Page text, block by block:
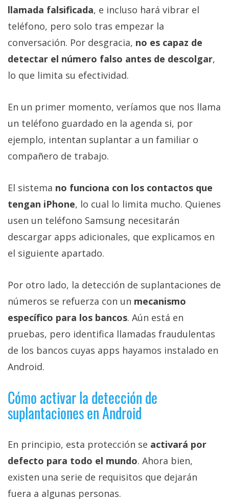
llamada falsificada, e incluso hará vibrar el
teléfono, pero solo tras empezar la
conversación. Por desgracia, no es capaz de
detectar el número falso antes de descolgar,
lo que limita su efectividad.
En un primer momento, veríamos que nos llama
un teléfono guardado en la agenda si, por
ejemplo, intentan suplantar a un familiar o
compañero de trabajo.
El sistema no funciona con los contactos que
tengan iPhone, lo cual lo limita mucho. Quienes
usen un teléfono Samsung necesitarán
descargar apps adicionales, que explicamos en
el siguiente apartado.
Por otro lado, la detección de suplantaciones de
números se refuerza con un mecanismo
específico para los bancos. Aún está en
pruebas, pero identifica llamadas fraudulentas
de los bancos cuyas apps hayamos instalado en
Android.
Cómo activar la detección de
suplantaciones en Android
En principio, esta protección se activará por
defecto para todo el mundo. Ahora bien,
existen una serie de requisitos que dejarán
fuera a algunas personas.